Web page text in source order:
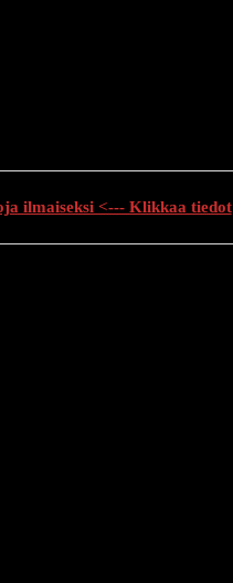
ilmaiseksi <--- Klikkaa tiedot